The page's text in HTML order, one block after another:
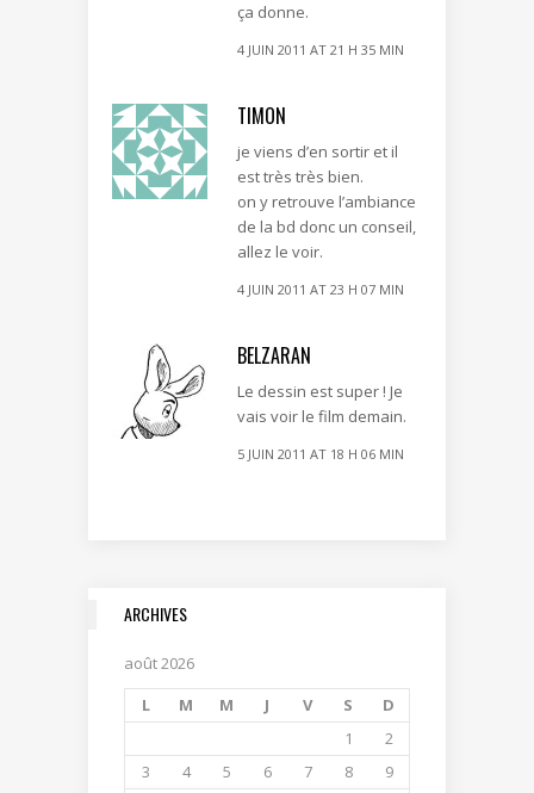
ça donne.
4 JUIN 2011 AT 21 H 35 MIN
TIMON
je viens d’en sortir et il
est très très bien.
on y retrouve l’ambiance
de la bd donc un conseil,
allez le voir.
4 JUIN 2011 AT 23 H 07 MIN
BELZARAN
Le dessin est super ! Je
vais voir le film demain.
5 JUIN 2011 AT 18 H 06 MIN
ARCHIVES
août 2026
L
M M J V S
D
1
2
3
4 5 6 7 8
9